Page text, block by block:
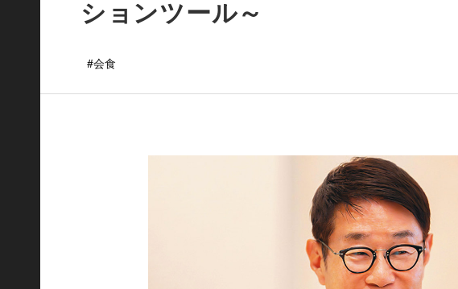
ションツール～
#会食